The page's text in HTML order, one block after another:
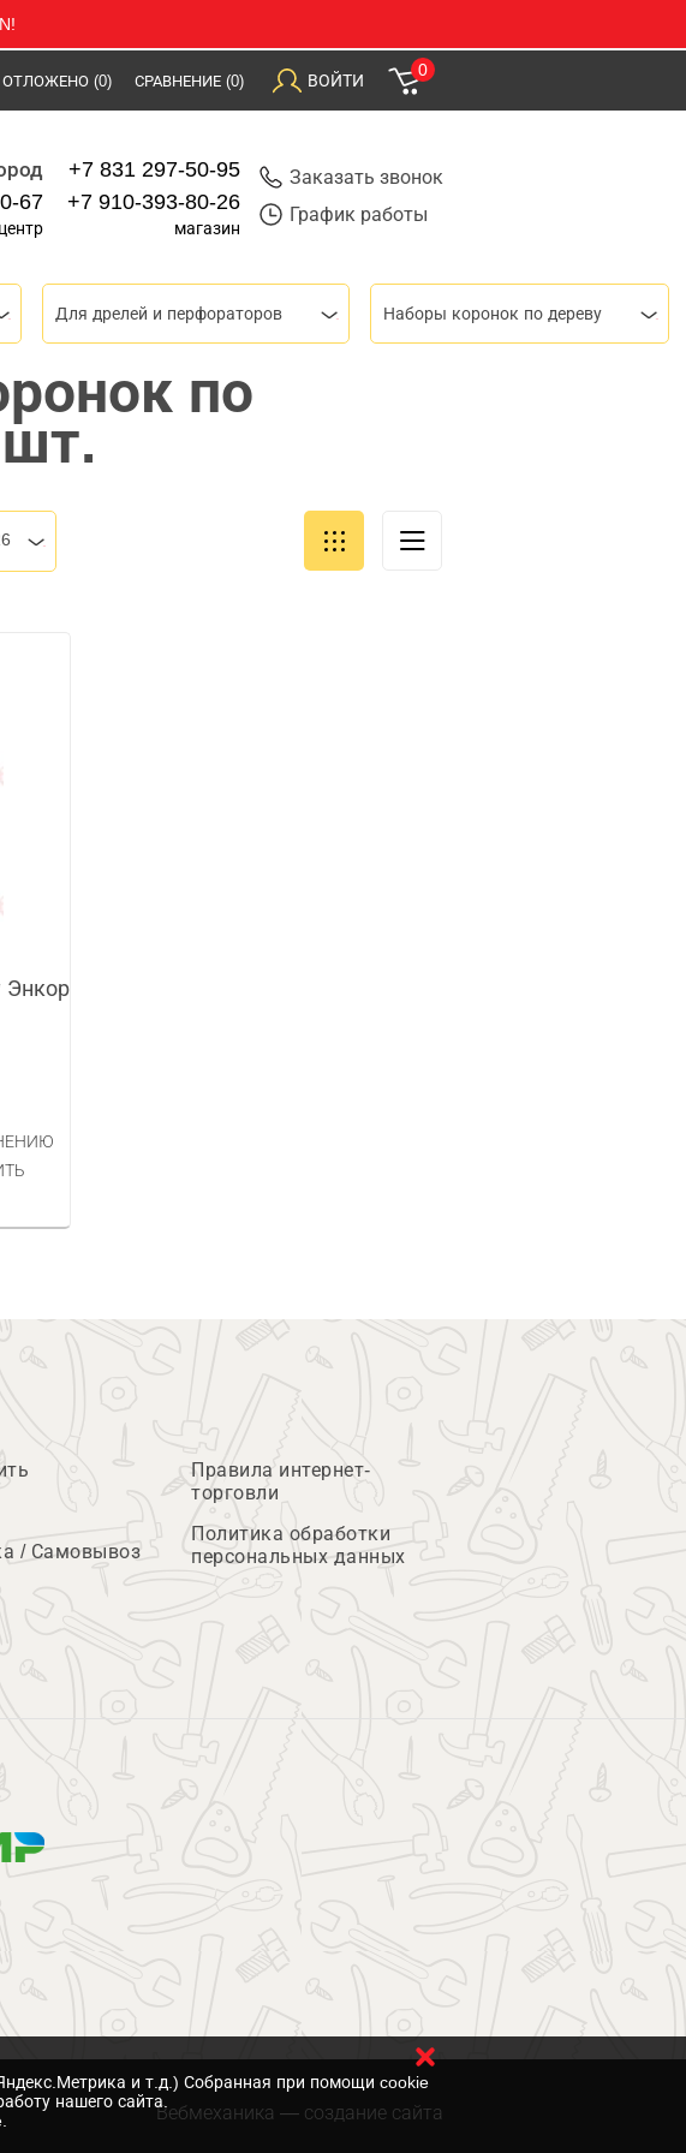
ОТЛОЖЕНО (0) СРАВНЕНИЕ (0) ВОЙТИ
0
67
+7 831 297-50-95
+7 910-393-80-26
магазин
Заказать звонок
График работы
Для дрелей и перфораторов Наборы коронок по дереву
по
Энкор
/ Самовывоз
Правила интернет-
торговли
Политика обработки
персональных данных
Вебмеханика — создание сайта
и т.д.) Собранная при помощи cookie
нашего сайта.